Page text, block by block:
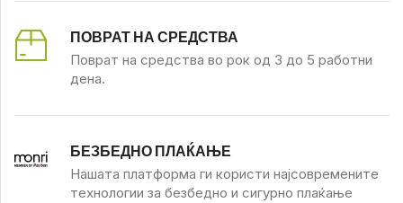
ПОВРАТ НА СРЕДСТВА
Поврат на средства во рок од 3 до 5 работни
дена.
БЕЗБЕДНО ПЛАЌАЊЕ
Нашата платформа ги користи најсовремените
технологии за безбедно и сигурно плаќање